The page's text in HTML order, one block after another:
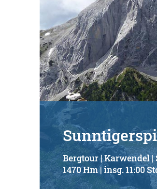
Bergtour | Karwendel
1470 Hm | insg. 11:00